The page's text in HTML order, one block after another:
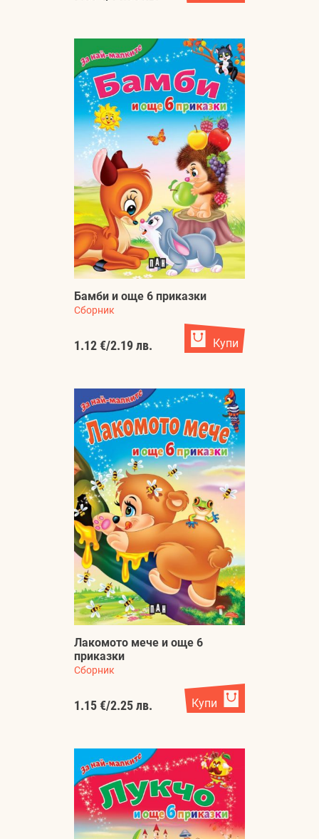
Бамби и още 6 приказки
Сборник
1.12 €/2.19 лв. Купи
Лакомото мече и още 6
приказки
Сборник
1.15 €/2.25 лв. Купи